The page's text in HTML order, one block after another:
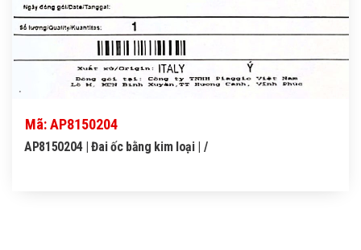
Mã: AP8150204
AP8150204 | Đai ốc bằng kim loại | /